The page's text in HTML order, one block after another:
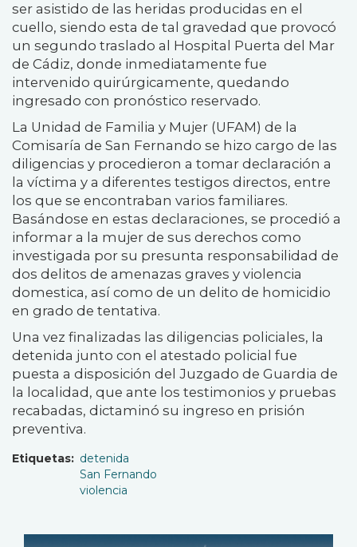
ser asistido de las heridas producidas en el
cuello, siendo esta de tal gravedad que provocó
un segundo traslado al Hospital Puerta del Mar
de Cádiz, donde inmediatamente fue
intervenido quirúrgicamente, quedando
ingresado con pronóstico reservado.
La Unidad de Familia y Mujer (UFAM) de la
Comisaría de San Fernando se hizo cargo de las
diligencias y procedieron a tomar declaración a
la víctima y a diferentes testigos directos, entre
los que se encontraban varios familiares.
Basándose en estas declaraciones, se procedió a
informar a la mujer de sus derechos como
investigada por su presunta responsabilidad de
dos delitos de amenazas graves y violencia
domestica, así como de un delito de homicidio
en grado de tentativa.
Una vez finalizadas las diligencias policiales, la
detenida junto con el atestado policial fue
puesta a disposición del Juzgado de Guardia de
la localidad, que ante los testimonios y pruebas
recabadas, dictaminó su ingreso en prisión
preventiva.
Etiquetas
detenida
San Fernando
violencia